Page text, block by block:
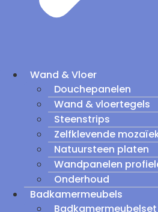
Wand & Vloer
Douchepanelen
Wand & vloertegels
Steenstrips
Zelfklevende
Natuursteen platen
Wandpanelen
Onderhoud
Badkamermeubels
Badkamermeubelset